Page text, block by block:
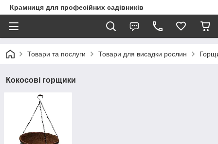
Крамниця для професійних садівників
Товари та послуги Товари для висадки рослин
Кокосові горщики